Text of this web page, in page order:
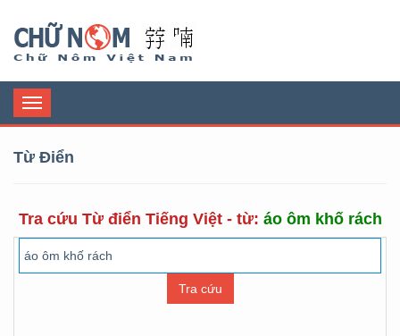
Toggle
navigation
Từ Điển
Tra cứu Từ điển Tiếng Việt - từ: áo ôm khố rách